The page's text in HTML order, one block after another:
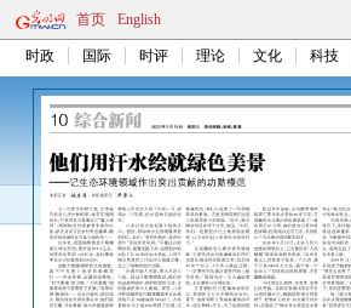
首页 English
时政 国际 时评 理论 文化 科技